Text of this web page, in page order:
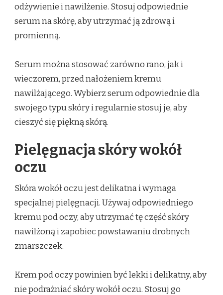
odżywienie i nawilżenie. Stosuj odpowiednie
serum na skórę, aby utrzymać ją zdrową i
promienną.
Serum można stosować zarówno rano, jak i
wieczorem, przed nałożeniem kremu
nawilżającego. Wybierz serum odpowiednie dla
swojego typu skóry i regularnie stosuj je, aby
cieszyć się piękną skórą.
Pielęgnacja skóry wokół
oczu
Skóra wokół oczu jest delikatna i wymaga
specjalnej pielęgnacji. Używaj odpowiedniego
kremu pod oczy, aby utrzymać tę część skóry
nawilżoną i zapobiec powstawaniu drobnych
zmarszczek.
Krem pod oczy powinien być lekki i delikatny, aby
nie podrażniać skóry wokół oczu. Stosuj go